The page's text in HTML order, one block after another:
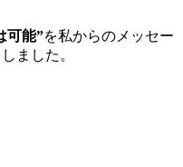
可能”を私からのメッセー
ました。